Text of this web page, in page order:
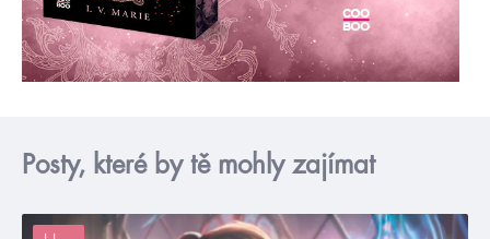
Posty, které by tě mohly zajímat